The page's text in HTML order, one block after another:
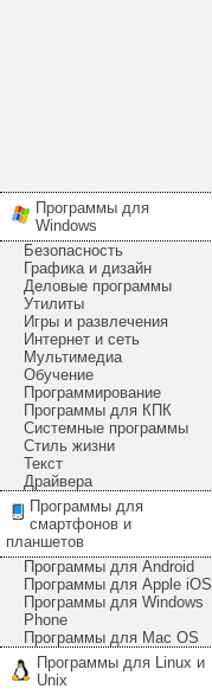
Программы для
Windows
Безопасность
Графика и дизайн
Деловые программы
Утилиты
Игры и развлечения
Интернет и сеть
Мультимедиа
Обучение
Программирование
Программы для КПК
Системные программы
Стиль жизни
Текст
Драйвера
Программы для
смартфонов и
планшетов
Программы для Android
Программы для Apple iOS
Программы для Windows
Phone
Программы для Mac OS
Программы для Linux и
Unix